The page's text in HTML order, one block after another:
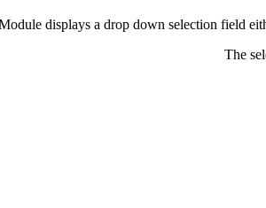
displays a drop down selection field
The